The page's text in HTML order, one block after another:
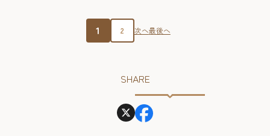
1 2 次へ最後へ
SHARE